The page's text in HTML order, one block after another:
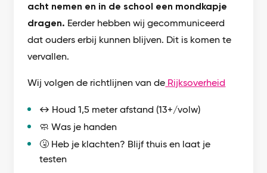
acht nemen en in de school een mondkapje
dragen. Eerder hebben wij gecommuniceerd
dat ouders erbij kunnen blijven. Dit is komen te
vervallen.
Wij volgen de richtlijnen van de Rijksoverheid
↔️ Houd 1,5 meter afstand (13+/volw)
🧼 Was je handen
🤧 Heb je klachten? Blijf thuis en laat je
testen